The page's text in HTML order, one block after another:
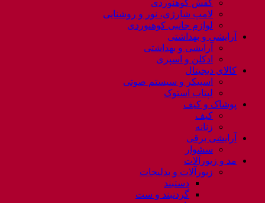
کفش کوهنوردی
لامپ شارژی، نور و روشنایی
لوازم جانبی کوهنوردی
آرایشی و بهداشتی
آرایشی و بهداشتی
ادکلن و اسپری
کالای دیجیتال
اسپیکر و سیستم صوتی
لپتاب استوک
پوشاک و کیف
کیف
زنانه
آرایشی برقی
سشوار
مد و زیورآلات
زیورآلات و بدلیجات
دستبند
گردنبند و ست